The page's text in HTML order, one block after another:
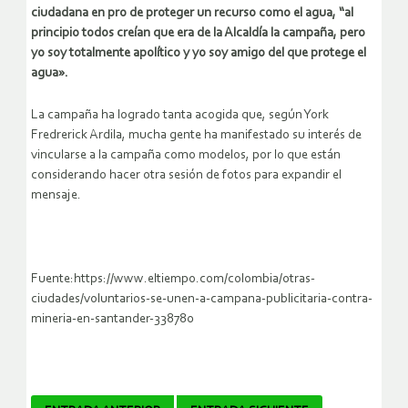
ciudadana en pro de proteger un recurso como el agua, “al
principio todos creían que era de la Alcaldía la campaña, pero
yo soy totalmente apolítico y yo soy amigo del que protege el
agua».
La campaña ha logrado tanta acogida que, según York
Fredrerick Ardila, mucha gente ha manifestado su interés de
vincularse a la campaña como modelos, por lo que están
considerando hacer otra sesión de fotos para expandir el
mensaje.
Fuente:https://www.eltiempo.com/colombia/otras-
ciudades/voluntarios-se-unen-a-campana-publicitaria-contra-
mineria-en-santander-338780